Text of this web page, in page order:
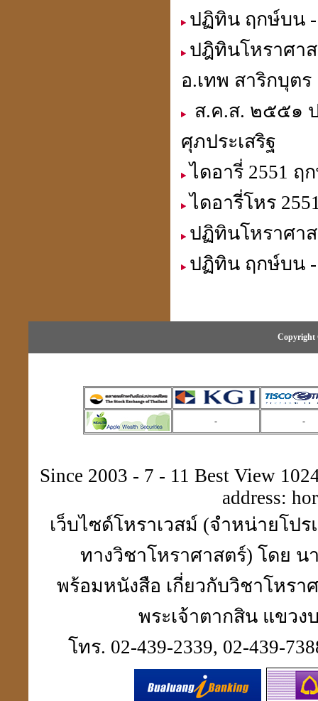
การตั้งสิ่งศักดิ์สิทธิ์
ดวงปี 51ดวงฮวงจุ้ยให้โทษ
คิดดี พูดดี ทำดี คบคนดี
ไปสู่สถานที่ดี
ปฏิทิน ฤกษ์บน
ปฎิทินโหราศา
อ.เทพ สาริกบุตร
ส.ค.ส. ๒๕๕๑
ศุภประเสริฐ
ไดอารี่ 2551
ไดอารี่โหร
ปฏิทินโหราศาส
ปฏิทิน ฤกษ์บน
Copyright
- -
Since 2003 - 7 - 11 Best View
address:
เว็บไซด์โหราเวสม์ (จำหน่ายโป
ทางวิชาโหราศาสตร์) โดย น
พร้อมหนังสือ เกี่ยวกับวิชาโหร
พระเจ้าตากสิน แขวง
โทร. 02-439-2339, 02-439-